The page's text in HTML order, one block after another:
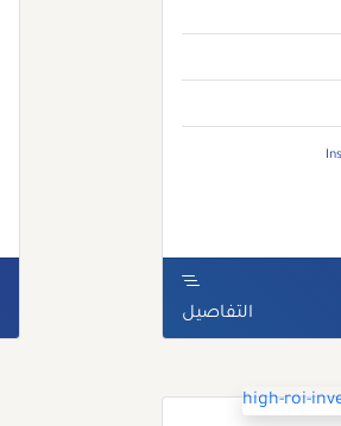
التفاصيل